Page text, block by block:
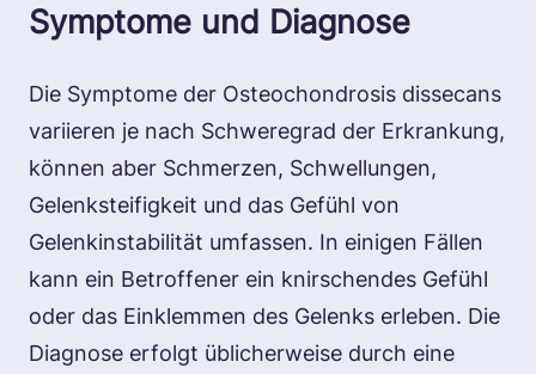
Symptome und Diagnose
Die Symptome der Osteochondrosis dissecans
variieren je nach Schweregrad der Erkrankung,
können aber Schmerzen, Schwellungen,
Gelenksteifigkeit und das Gefühl von
Gelenkinstabilität umfassen. In einigen Fällen
kann ein Betroffener ein knirschendes Gefühl
oder das Einklemmen des Gelenks erleben. Die
Diagnose erfolgt üblicherweise durch eine